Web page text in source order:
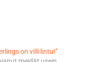
on villi lintu!”